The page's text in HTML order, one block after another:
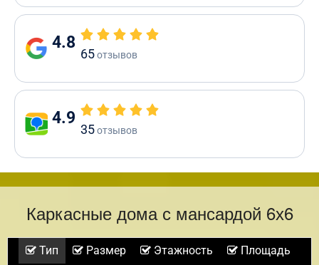
4.8
65отзывов
4.9
35отзывов
Каркасные дома с мансардой 6х6
Тип Размер Этажность
Площадь